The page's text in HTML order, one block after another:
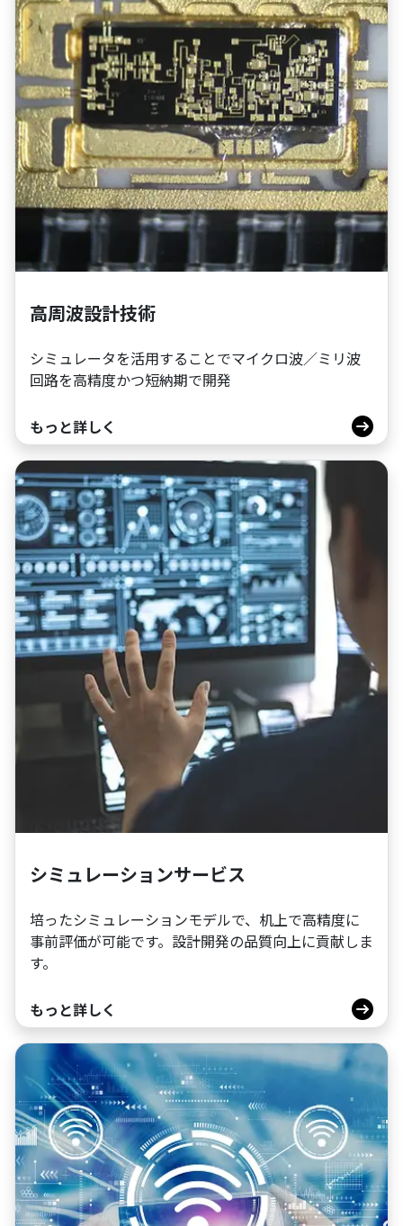
高周波設計技術
シミュレータを活用することでマイクロ波／ミリ波
回路を高精度かつ短納期で開発
もっと詳しく
シミュレーションサービス
培ったシミュレーションモデルで、机上で高精度に
事前評価が可能です。設計開発の品質向上に貢献しま
す。
もっと詳しく